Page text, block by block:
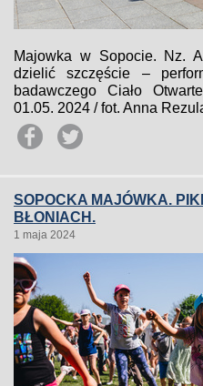
Majowka w Sopocie. Nz.
dzielić szczęście –
badawczego Ciało
01.05. 2024 / fot. Anna
SOPOCKA MAJÓWKA.
BŁONIACH.
1 maja 2024